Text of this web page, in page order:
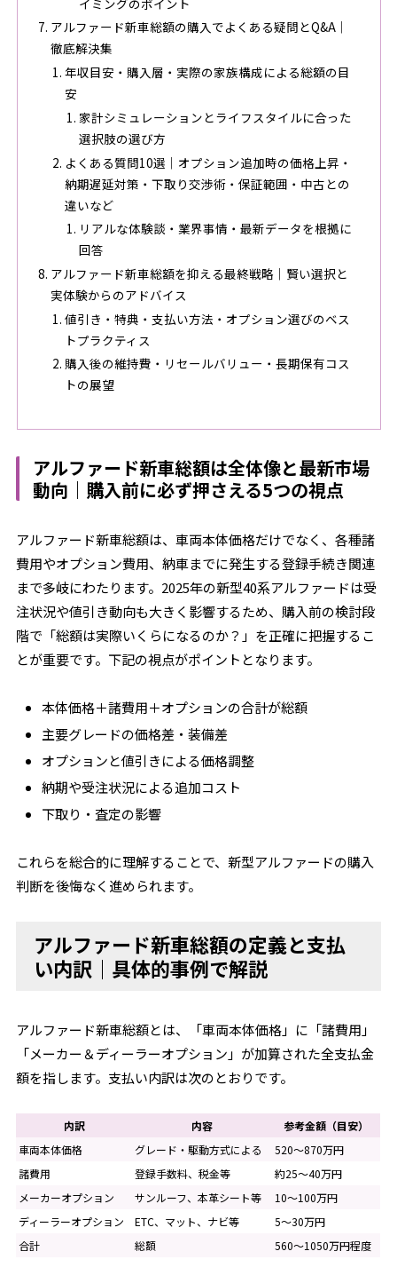
アルファード新車総額の購入でよくある疑問とQ&A｜
徹底解決集
年収目安・購入層・実際の家族構成による総額の目
安
家計シミュレーションとライフスタイルに合った
選択肢の選び方
よくある質問10選｜オプション追加時の価格上昇・
納期遅延対策・下取り交渉術・保証範囲・中古との
違いなど
リアルな体験談・業界事情・最新データを根拠に
回答
アルファード新車総額を抑える最終戦略｜賢い選択と
実体験からのアドバイス
値引き・特典・支払い方法・オプション選びのベス
トプラクティス
購入後の維持費・リセールバリュー・長期保有コス
トの展望
アルファード新車総額は全体像と最新市場
動向｜購入前に必ず押さえる5つの視点
アルファード新車総額は、車両本体価格だけでなく、各種諸
費用やオプション費用、納車までに発生する登録手続き関連
まで多岐にわたります。2025年の新型40系アルファードは受
注状況や値引き動向も大きく影響するため、購入前の検討段
階で「総額は実際いくらになるのか？」を正確に把握するこ
とが重要です。下記の視点がポイントとなります。
本体価格＋諸費用＋オプションの合計が総額
主要グレードの価格差・装備差
オプションと値引きによる価格調整
納期や受注状況による追加コスト
下取り・査定の影響
これらを総合的に理解することで、新型アルファードの購入
判断を後悔なく進められます。
アルファード新車総額の定義と支払
い内訳｜具体的事例で解説
アルファード新車総額とは、「車両本体価格」に「諸費用」
「メーカー＆ディーラーオプション」が加算された全支払金
額を指します。支払い内訳は次のとおりです。
内訳 内容
参考金額（目安）
車両本体価格
グレード・駆動方式による
520～870万円
諸費用
登録手数料、税金等
約25～40万円
メーカーオプション
サンルーフ、本革シート等
10～100万円
ディーラーオプション
ETC、マット、ナビ等
5～30万円
合計
総額 560～1050万円程度